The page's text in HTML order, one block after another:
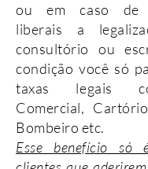
ou em caso de
liberais a
consultório ou
condição você só
taxas legais
Comercial,
Bombeiro etc.
Esse benefício só